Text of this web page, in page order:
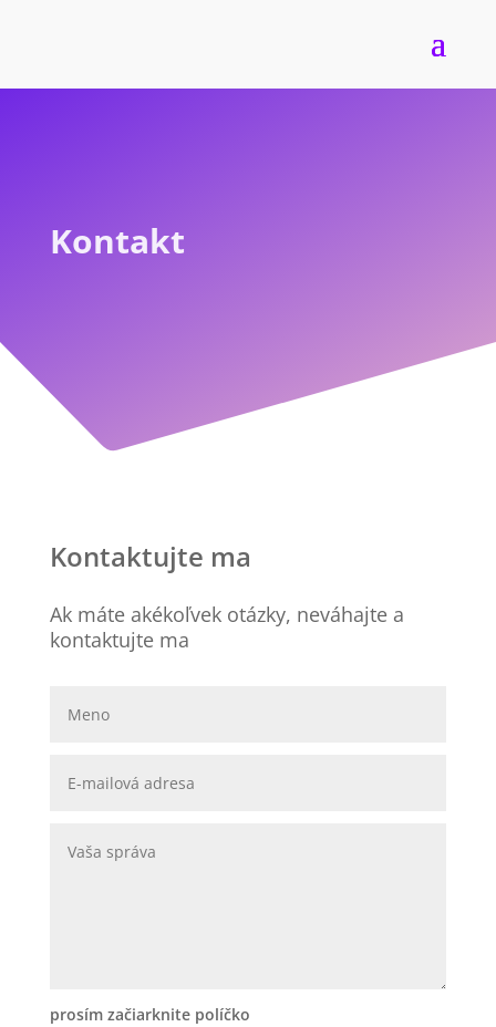
Kontakt
Kontaktujte ma
Ak máte akékoľvek otázky, neváhajte a
kontaktujte ma
prosím začiarknite políčko